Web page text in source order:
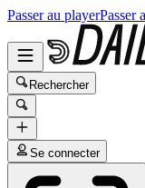
Passer au playerPasser
Rechercher
Se connecter